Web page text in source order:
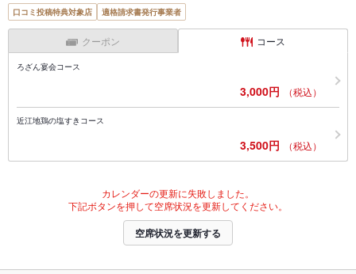
口コミ投稿特典対象店 適格請求書発行事業者
クーポン コース
ろざん宴会コース
3,000円 （税込）
近江地鶏の塩すきコース
3,500円 （税込）
カレンダーの更新に失敗しました。
下記ボタンを押して空席状況を更新してください。
空席状況を更新する